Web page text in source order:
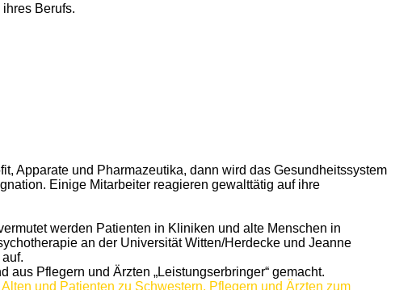
Berufs.
Apparate und Pharmazeutika, dann wird das Gesundheitssystem
Einige Mitarbeiter reagieren gewalttätig auf ihre
werden Patienten in Kliniken und alte Menschen in
an der Universität Witten/Herdecke und Jeanne
Pflegern und Ärzten „Leistungserbringer“ gemacht.
und Patienten zu Schwestern, Pflegern und Ärzten zum